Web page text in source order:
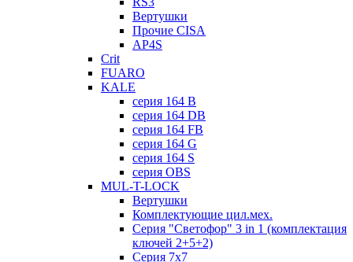
Вертушки
Прочие CISA
AP4S
Crit
FUARO
KALE
серия 164 B
серия 164 DB
серия 164 FB
серия 164 G
серия 164 S
серия OBS
MUL-T-LOCK
Вертушки
Комплектующие цил.мех.
Серия "Светофор" 3 in 1 (комплектация
ключей 2+5+2)
Серия 7х7